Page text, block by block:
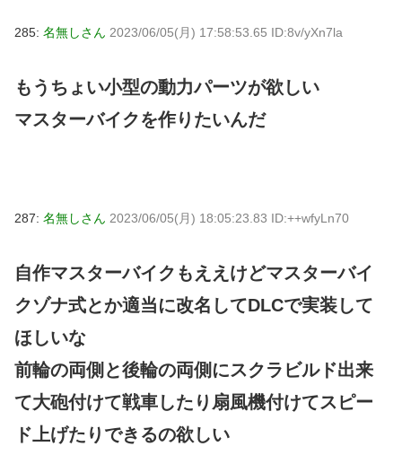
285: 名無しさん 2023/06/05(月) 17:58:53.65 ID:8v/yXn7la
もうちょい小型の動力パーツが欲しい
マスターバイクを作りたいんだ
287: 名無しさん 2023/06/05(月) 18:05:23.83 ID:++wfyLn70
自作マスターバイクもええけどマスターバイ
クゾナ式とか適当に改名してDLCで実装して
ほしいな
前輪の両側と後輪の両側にスクラビルド出来
て大砲付けて戦車したり扇風機付けてスピー
ド上げたりできるの欲しい